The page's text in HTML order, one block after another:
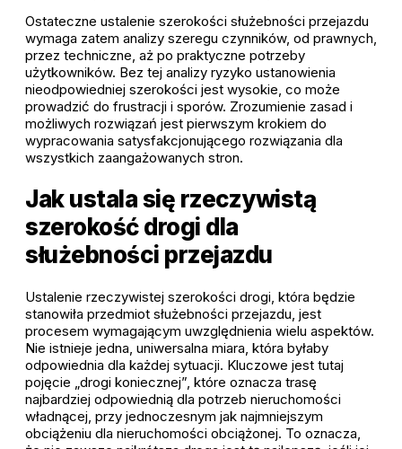
Ostateczne ustalenie szerokości służebności przejazdu
wymaga zatem analizy szeregu czynników, od prawnych,
przez techniczne, aż po praktyczne potrzeby
użytkowników. Bez tej analizy ryzyko ustanowienia
nieodpowiedniej szerokości jest wysokie, co może
prowadzić do frustracji i sporów. Zrozumienie zasad i
możliwych rozwiązań jest pierwszym krokiem do
wypracowania satysfakcjonującego rozwiązania dla
wszystkich zaangażowanych stron.
Jak ustala się rzeczywistą
szerokość drogi dla
służebności przejazdu
Ustalenie rzeczywistej szerokości drogi, która będzie
stanowiła przedmiot służebności przejazdu, jest
procesem wymagającym uwzględnienia wielu aspektów.
Nie istnieje jedna, uniwersalna miara, która byłaby
odpowiednia dla każdej sytuacji. Kluczowe jest tutaj
pojęcie „drogi koniecznej”, które oznacza trasę
najbardziej odpowiednią dla potrzeb nieruchomości
władnącej, przy jednoczesnym jak najmniejszym
obciążeniu dla nieruchomości obciążonej. To oznacza,